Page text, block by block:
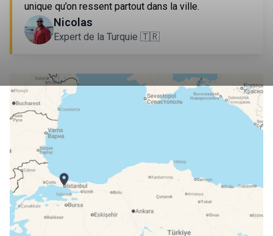
unique qu’on ressent partout dans la ville.
Nicolas
Expert de la Turquie 🇹🇷